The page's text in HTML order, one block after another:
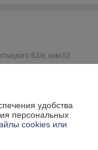
62/в, ком.02
района г.
удобства
персональных
cookies или